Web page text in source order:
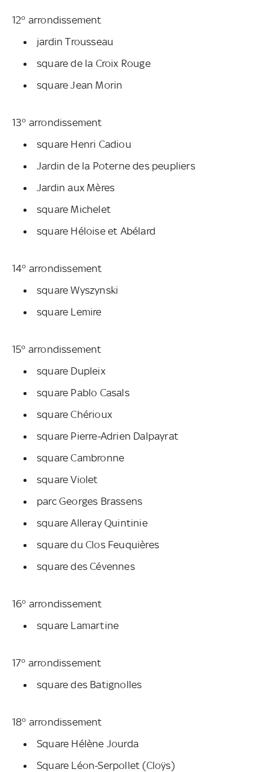
12° arrondissement
jardin Trousseau
square de la Croix Rouge
square Jean Morin
13° arrondissement
square Henri Cadiou
Jardin de la Poterne des peupliers
Jardin aux Mères
square Michelet
square Héloise et Abélard
14° arrondissement
square Wyszynski
square Lemire
15° arrondissement
square Dupleix
square Pablo Casals
square Chérioux
square Pierre-Adrien Dalpayrat
square Cambronne
square Violet
parc Georges Brassens
square Alleray Quintinie
square du Clos Feuquières
square des Cévennes
16° arrondissement
square Lamartine
17° arrondissement
square des Batignolles
18° arrondissement
Square Hélène Jourda
Square Léon-Serpollet (Cloÿs)